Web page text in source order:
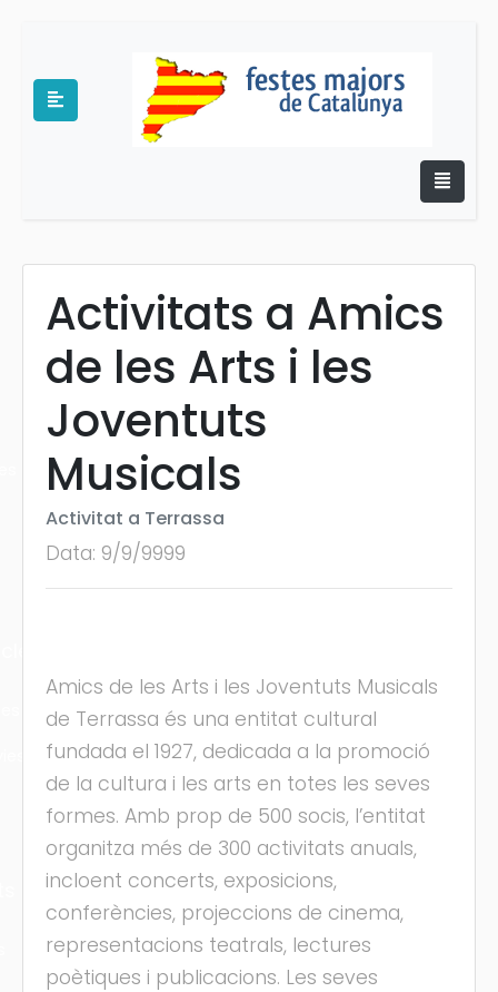
Activitats a Amics
de les Arts i les
Joventuts
Musicals
Activitat a Terrassa
Data: 9/9/9999
Amics de les Arts i les Joventuts Musicals
de Terrassa és una entitat cultural
fundada el 1927, dedicada a la promoció
de la cultura i les arts en totes les seves
formes. Amb prop de 500 socis, l’entitat
organitza més de 300 activitats anuals,
incloent concerts, exposicions,
conferències, projeccions de cinema,
representacions teatrals, lectures
poètiques i publicacions. Les seves